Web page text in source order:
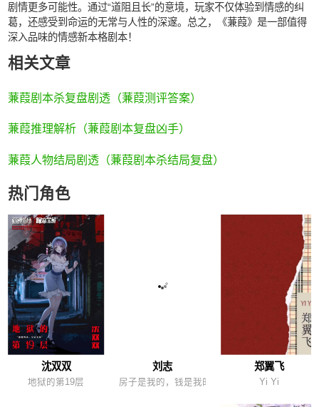
剧情更多可能性。通过“道阻且长”的意境，玩家不仅体验到情感的纠
葛，还感受到命运的无常与人性的深邃。总之，《蒹葭》是一部值得
深入品味的情感新本格剧本！
相关文章
蒹葭剧本杀复盘剧透（蒹葭测评答案）
蒹葭推理解析（蒹葭剧本复盘凶手）
蒹葭人物结局剧透（蒹葭剧本杀结局复盘）
热门角色
沈双双
地狱的第19层
刘志
房子是我的，钱是我的，都是我的，我的！！
郑翼飞
Yi Yi